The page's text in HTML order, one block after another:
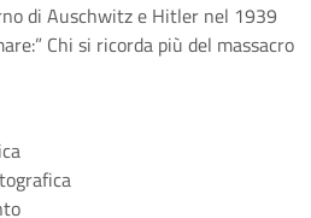
di Auschwitz e Hitler nel 1939
Chi si ricorda più del massacro